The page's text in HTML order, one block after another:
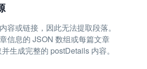
容或链接，因此无法提取段落。
信息的 JSON 数组或每篇文章
生成完整的 postDetails 内容。